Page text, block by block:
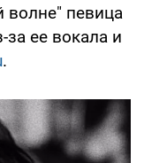
волне" певица
ее вокала и
.